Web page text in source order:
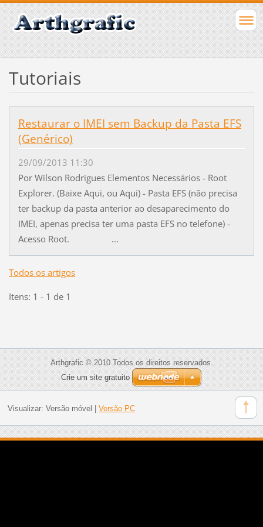
Tutoriais
Restaurar o IMEI sem Backup da Pasta EFS
(Genérico)
29/09/2013 11:30
Por Wilson Rodrigues Elementos Necessários - Root
Explorer. (Baixe Aqui, ou Aqui) - Pasta EFS (não precisa
ter backup da pasta anterior ao desaparecimento do
IMEI, apenas precisa ter uma pasta EFS no telefone) -
Acesso Root. ...
Todos os artigos
Itens: 1 - 1 de 1
Arthgrafic © 2010 Todos os direitos reservados.
Crie um site gratuito
Visualizar: Versão móvel | Versão PC